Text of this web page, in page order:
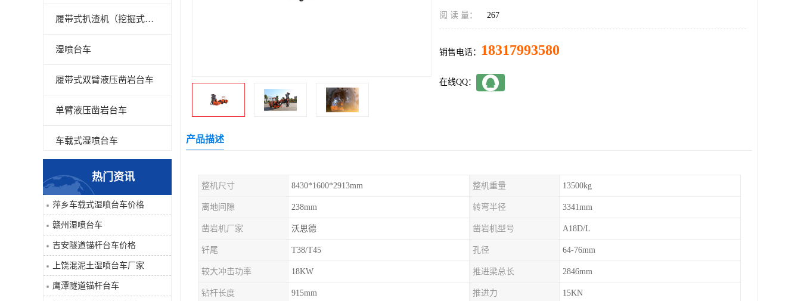
履带式扒渣机（挖掘式装载机）
湿喷台车
履带式双臂液压凿岩台车
单臂液压凿岩台车
车载式湿喷台车
多臂凿岩台车
单臂凿岩台车系列
大坡度用履带扒渣机≤32度
隧道锚杆台车
混泥土湿喷台车
热门资讯
萍乡车载式湿喷台车价格
赣州湿喷台车
吉安隧道锚杆台车价格
上饶混泥土湿喷台车厂家
鹰潭隧道锚杆台车
阅 读 量： 267
销售电话： 18317993580
在线QQ：
产品描述
整机尺寸 8430*1600*2913mm 整机重量 13500kg
离地间隙 238mm 转弯半径 3341mm
凿岩机厂家 沃思德 凿岩机型号 A18D/L
钎尾 T38/T45 孔径 64-76mm
较大冲击功率 18KW 推进梁总长 2846mm
钻杆长度 915mm 推进力 15KN